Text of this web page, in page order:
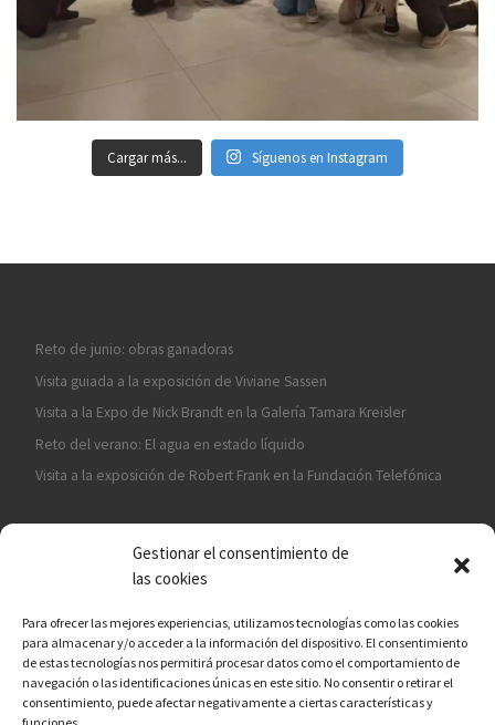
Gestionar el consentimiento de
las cookies
Para ofrecer las mejores experiencias, utilizamos tecnologías como las cookies
para almacenar y/o acceder a la información del dispositivo. El consentimiento
de estas tecnologías nos permitirá procesar datos como el comportamiento de
navegación o las identificaciones únicas en este sitio. No consentir o retirar el
consentimiento, puede afectar negativamente a ciertas características y
Cargar más... Síguenos en Instagram
Reto de junio: obras ganadoras
Visita guiada a la exposición de Viviane Sassen
Visita a la Expo de Nick Brandt en la Galería Tamara Kreisler
Reto del verano: El agua en estado líquido
Visita a la exposición de Robert Frank en la Fundación Telefónica
¡ASÓCIATE A CÁMARA EN MANO!